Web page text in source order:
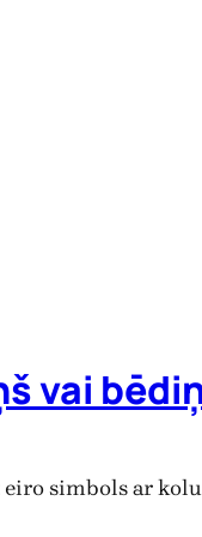
vai
eiro simbols ar